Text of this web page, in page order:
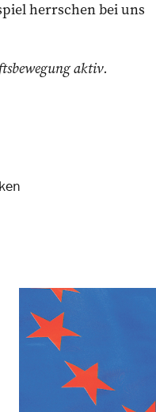
herrschen bei uns
aktiv.